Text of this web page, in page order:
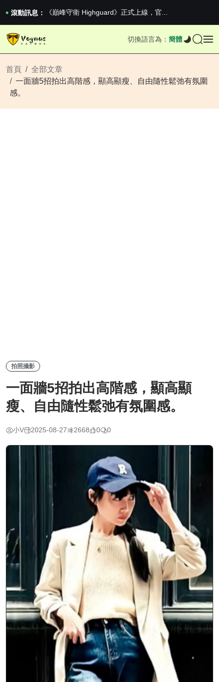
滾動訊息：
男生找物件最重要的是什麼？太真實了
2026澳網男單收官：全滿貫對上全滿亞，德約...
《巔峰守衛 Highguard》正式上線，官...
《巔峰守衛 Highguard》正式上線，官...
切換語言為： 簡體
首頁
全部文章
一面牆5招拍出高階感，顯高顯瘦、自由隨性鬆弛有氛圍
感。
拍照攝影
一面牆5招拍出高階感，顯高顯
瘦、自由隨性鬆弛有氛圍感。
小V 2025-08-27 2668 0 0